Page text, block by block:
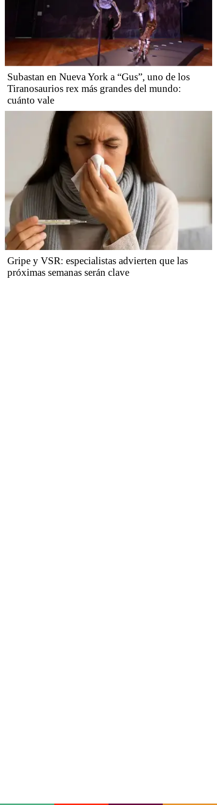
Subastan en Nueva York a “Gus”, uno de los
Tiranosaurios rex más grandes del mundo:
cuánto vale
Gripe y VSR: especialistas advierten que las
próximas semanas serán clave